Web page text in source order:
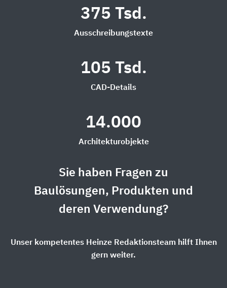
375 Tsd.
Ausschreibungstexte
105 Tsd.
CAD-Details
14.000
Architekturobjekte
Sie haben Fragen zu
Baulösungen, Produkten und
deren Verwendung?
Unser kompetentes Heinze Redaktionsteam hilft Ihnen
gern weiter.